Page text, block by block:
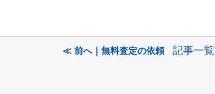
≪ 前へ｜無料査定の依頼 記事一覧